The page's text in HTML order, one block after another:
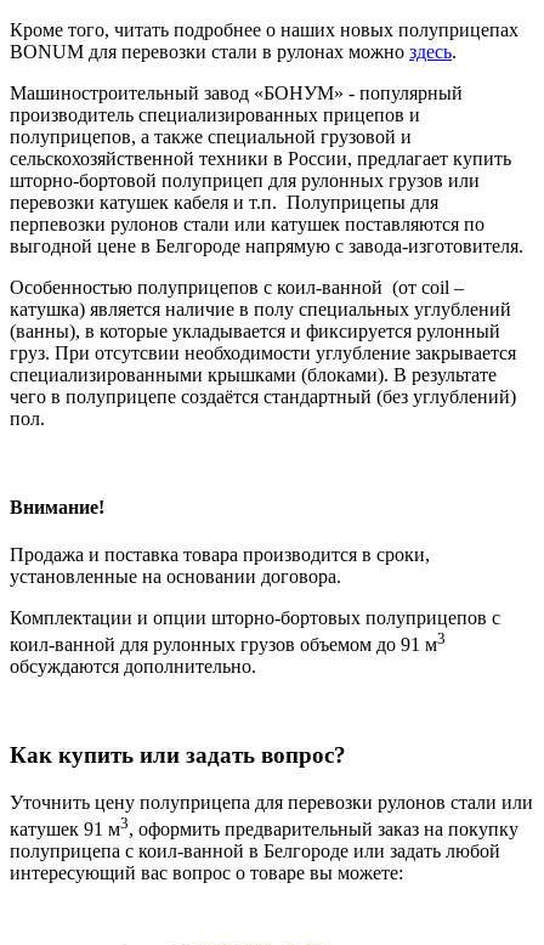
Кроме того, читать подробнее о наших новых полуприцепах
BONUM для перевозки стали в рулонах можно здесь.
Машиностроительный завод «БОНУМ» - популярный
производитель специализированных прицепов и
полуприцепов, а также специальной грузовой и
сельскохозяйственной техники в России, предлагает купить
шторно-бортовой полуприцеп для рулонных грузов или
перевозки катушек кабеля и т.п. Полуприцепы для
перпевозки рулонов стали или катушек поставляются по
выгодной цене в Белгороде напрямую с завода-изготовителя.
Особенностью полуприцепов с коил-ванной (от coil –
катушка) является наличие в полу специальных углублений
(ванны), в которые укладывается и фиксируется рулонный
груз. При отсутсвии необходимости углубление закрывается
специализированными крышками (блоками). В результате
чего в полуприцепе создаётся стандартный (без углублений)
пол.
Внимание!
Продажа и поставка товара производится в сроки,
установленные на основании договора.
Комплектации и опции шторно-бортовых полуприцепов с
коил-ванной для рулонных грузов объемом до 91 м3
обсуждаются дополнительно.
Как купить или задать вопрос?
Уточнить цену полуприцепа для перевозки рулонов стали или
катушек 91 м3, оформить предварительный заказ на покупку
полуприцепа с коил-ванной в Белгороде или задать любой
интересующий вас вопрос о товаре вы можете: